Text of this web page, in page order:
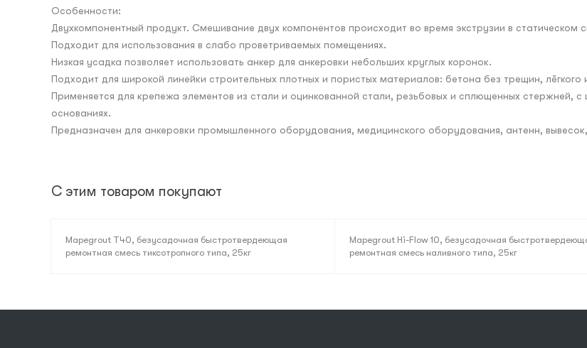
Особенности:
Двухкомпонентный продукт. Смешивание двух компонентов происходит во время экструзии в
Подходит для использования в слабо проветриваемых помещениях.
Низкая усадка позволяет использовать анкер для анкеровки небольших круглых коронок.
Подходит для широкой линейки строительных плотных и пористых материалов: бетона без трещин, лёгкого
Применяется для крепежа элементов из стали и оцинкованной стали, резьбовых и сплющенных стержней, с
основаниях.
Предназначен для анкеровки промышленного оборудования, медицинского оборудования, антенн,
С этим товаром покупают
Mapegrout T40, безусадочная быстротвердеющая
ремонтная смесь тиксотропного типа, 25кг
Mapegrout Hi-Flow 10, безусадочная
ремонтная смесь наливного типа, 25кг